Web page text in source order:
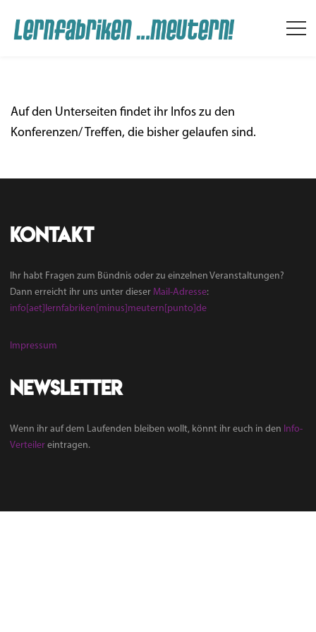
Auf den Unter­sei­ten fin­det ihr Infos zu den
Konferenzen/ Tref­fen, die bis­her gelau­fen sind.
Kontakt
Ihr habt Fragen zum Bündnis oder zu einzelnen Veranstaltungen?
Dann erreicht ihr uns unter dieser Mail-Adresse:
info[aet]lernfabriken[minus]meutern[punto]de
Impressum
Newsletter
Wenn ihr auf dem Laufenden bleiben wollt, könnt ihr euch in den Info-
Verteiler eintragen.